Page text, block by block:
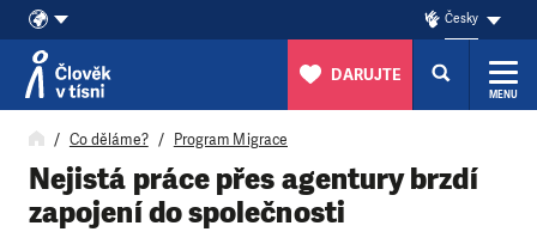
Přeskočit na obsah
Česky
DARUJTE
MENU
Co děláme? Program Migrace
Nejistá práce přes agentury brzdí
zapojení do společnosti